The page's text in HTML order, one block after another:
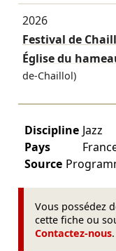
2026
Festival de
Église du
de-Chaillol)
Discipline Jazz
Pays
Source
Vous possédez
cette fiche ou
Contactez-nous.